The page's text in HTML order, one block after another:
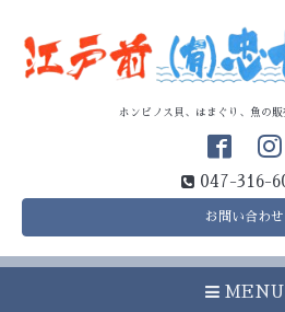
ホンビノス貝、はまぐり、魚の
047-316-
お問い合わせ
MENU